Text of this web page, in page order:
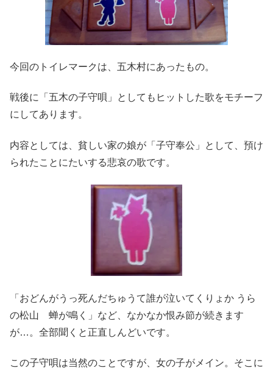
今回のトイレマークは、五木村にあったもの。
戦後に「五木の子守唄」としてもヒットした歌をモチーフ
にしてあります。
内容としては、貧しい家の娘が「子守奉公」として、預け
られたことにたいする悲哀の歌です。
「おどんがうっ死んだちゅうて誰が泣いてくりょか うら
の松山 蝉が鳴く」など、なかなか恨み節が続きます
が…。全部聞くと正直しんどいです。
この子守唄は当然のことですが、女の子がメイン。そこに